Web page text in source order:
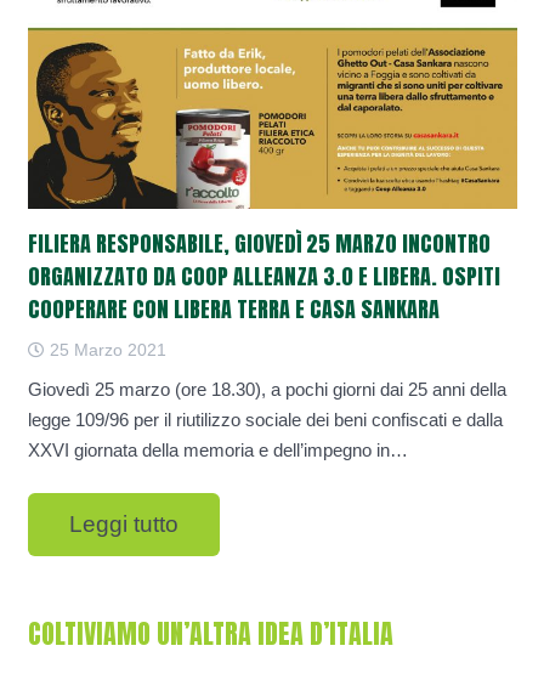
FILIERA RESPONSABILE, GIOVEDÌ 25 MARZO INCONTRO
ORGANIZZATO DA COOP ALLEANZA 3.0 E LIBERA. OSPITI
COOPERARE CON LIBERA TERRA E CASA SANKARA
25 Marzo 2021
Giovedì 25 marzo (ore 18.30), a pochi giorni dai 25 anni della
legge 109/96 per il riutilizzo sociale dei beni confiscati e dalla
XXVI giornata della memoria e dell’impegno in…
Leggi tutto
COLTIVIAMO UN’ALTRA IDEA D’ITALIA